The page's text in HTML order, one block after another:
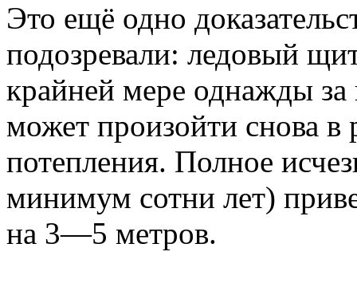
Это ещё одно
подозревали: ледовый
крайней мере однажды
может произойти снова в
потепления. Полное
минимум сотни лет)
на 3—5 метров.